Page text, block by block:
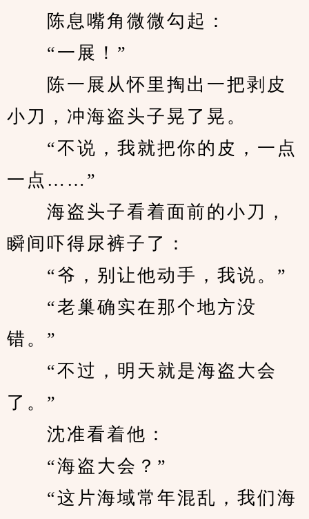
陈息嘴角微微勾起：
“一展！”
陈一展从怀里掏出一把剥皮
小刀，冲海盗头子晃了晃。
“不说，我就把你的皮，一点
一点……”
海盗头子看着面前的小刀，
瞬间吓得尿裤子了：
“爷，别让他动手，我说。”
“老巢确实在那个地方没
错。”
“不过，明天就是海盗大会
了。”
沈准看着他：
“海盗大会？”
“这片海域常年混乱，我们海